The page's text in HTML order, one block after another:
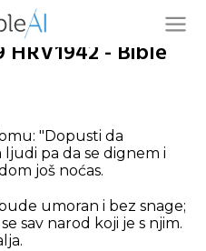
HRV1942 - Bible
"Dopusti da
pa da se dignem i
još noćas.
umoran i bez snage;
sav narod koji je s njim.